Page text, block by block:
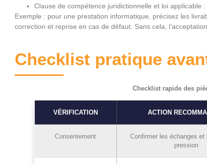
Clause de compétence juridictionnelle et loi applicable
Exemple : pour une prestation informatique, précisez les
correction et reprise en cas de défaut. Sans cela,
Checklist pratique
Checklist rapide des
VÉRIFICATION ACTION
Consentement
Confirmer les échanges et
pression